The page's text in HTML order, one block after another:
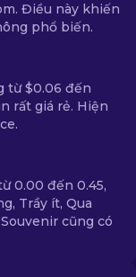
Điều này khiến
phổ biến.
từ $0.06 đến
rất giá rẻ. Hiện
0.00 đến 0.45,
Trầy ít, Qua
cũng có